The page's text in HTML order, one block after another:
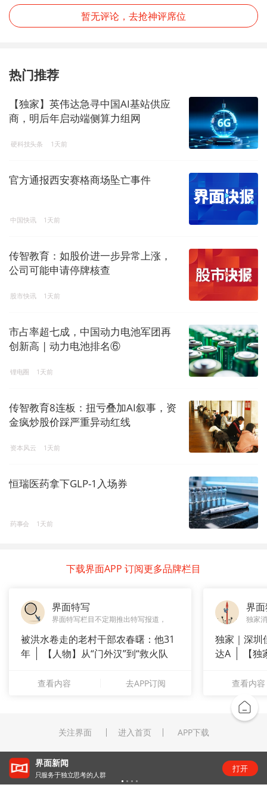
暂无评论，去抢神评席位
热门推荐
【独家】英伟达急寻中国AI基站供应
商，明后年启动端侧算力组网
硬科技头条 1天前
官方通报西安赛格商场坠亡事件
中国快讯 1天前
传智教育：如股价进一步异常上涨，
公司可能申请停牌核查
股市快讯 1天前
市占率超七成，中国动力电池军团再
创新高 | 动力电池排名⑥
锂电圈 1天前
传智教育8连板：扭亏叠加AI叙事，资
金疯炒股价踩严重异动红线
资本风云 1天前
恒瑞医药拿下GLP-1入场券
药事会 1天前
下载界面APP 订阅更多品牌栏目
界面特写
界面特写栏目不定期推出特写报道，
被洪水卷走的老村干部农春曙：他31
年
【人物】从“门外汉”到“救火队
查看内容 去APP订阅
界
独家
独家｜深圳
达A
【
查看内容
关注界面 进入首页 APP下载
界面新闻
只服务于独立思考的人群
打开